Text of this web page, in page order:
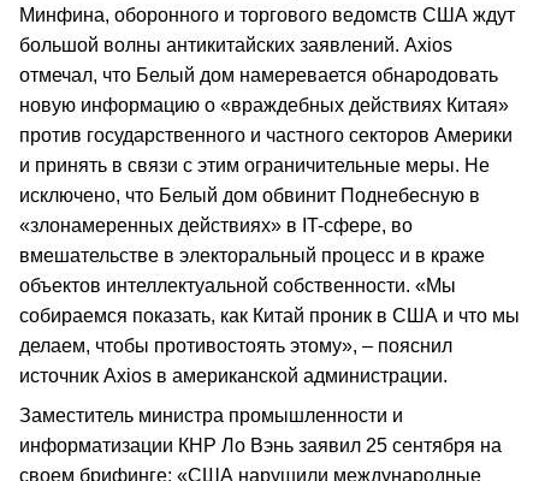
Минфина, оборонного и торгового ведомств США ждут
большой волны антикитайских заявлений. Axios
отмечал, что Белый дом намеревается обнародовать
новую информацию о «враждебных действиях Китая»
против государственного и частного секторов Америки
и принять в связи с этим ограничительные меры. Не
исключено, что Белый дом обвинит Поднебесную в
«злонамеренных действиях» в IT-сфере, во
вмешательстве в электоральный процесс и в краже
объектов интеллектуальной собственности. «Мы
собираемся показать, как Китай проник в США и что мы
делаем, чтобы противостоять этому», – пояснил
источник Axios в американской администрации.
Заместитель министра промышленности и
информатизации КНР Ло Вэнь заявил 25 сентября на
своем брифинге: «США нарушили международные